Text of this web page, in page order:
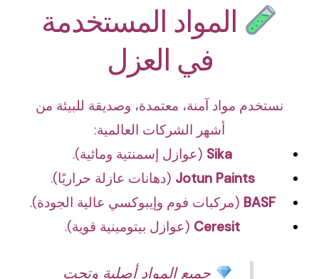
المواد المستخدمة
في العزل
نستخدم مواد آمنة، معتمدة، وصديقة للبيئة من
أشهر الشركات العالمية:
Sika (عوازل إسمنتية ومائية).
Jotun Paints (دهانات عازلة حراريًا).
BASF (مركبات فوم وإيبوكسي عالية الجودة).
Ceresit (عوازل بيتومينية قوية).
جميع المواد أصلية وتحت